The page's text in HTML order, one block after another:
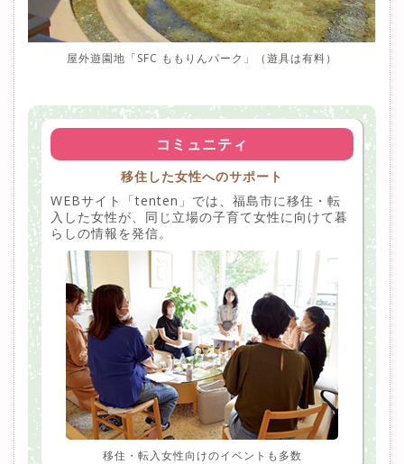
屋外遊園地「SFC ももりんパーク」（遊具は有料）
コミュニティ
移住した女性へのサポート
WEBサイト「tenten」では、福島市に移住・転
入した女性が、同じ立場の子育て女性に向けて暮
らしの情報を発信。
移住・転入女性向けのイベントも多数